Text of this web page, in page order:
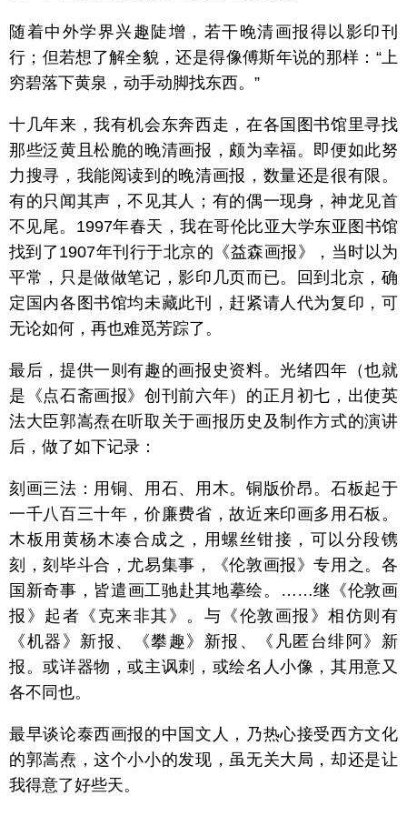
随着中外学界兴趣陡增，若干晚清画报得以影印刊
行；但若想了解全貌，还是得像傅斯年说的那样：“上
穷碧落下黄泉，动手动脚找东西。”
十几年来，我有机会东奔西走，在各国图书馆里寻找
那些泛黄且松脆的晚清画报，颇为幸福。即便如此努
力搜寻，我能阅读到的晚清画报，数量还是很有限。
有的只闻其声，不见其人；有的偶一现身，神龙见首
不见尾。1997年春天，我在哥伦比亚大学东亚图书馆
找到了1907年刊行于北京的《益森画报》，当时以为
平常，只是做做笔记，影印几页而已。回到北京，确
定国内各图书馆均未藏此刊，赶紧请人代为复印，可
无论如何，再也难觅芳踪了。
最后，提供一则有趣的画报史资料。光绪四年（也就
是《点石斋画报》创刊前六年）的正月初七，出使英
法大臣郭嵩焘在听取关于画报历史及制作方式的演讲
后，做了如下记录：
刻画三法：用铜、用石、用木。铜版价昂。石板起于
一千八百三十年，价廉费省，故近来印画多用石板。
木板用黄杨木凑合成之，用螺丝钳接，可以分段镌
刻，刻毕斗合，尤易集事，《伦敦画报》专用之。各
国新奇事，皆遣画工驰赴其地摹绘。……继《伦敦画
报》起者《克来非其》。与《伦敦画报》相仿则有
《机器》新报、《攀趣》新报、《凡匿台绯阿》新
报。或详器物，或主讽刺，或绘名人小像，其用意又
各不同也。
最早谈论泰西画报的中国文人，乃热心接受西方文化
的郭嵩焘，这个小小的发现，虽无关大局，却还是让
我得意了好些天。